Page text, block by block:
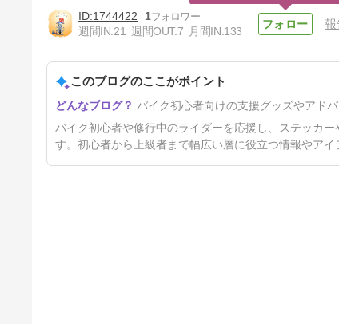
バイク初心者サポートステッカ
ーを作りました
3年前
1744422
1
週間IN:21 週間OUT:7 月間IN:133
報
このブログのここがポイント
バイク初心者向けの支援グッズやアド
バイク初心者や修行中のライダーを応援し、ステッカ
す。初心者から上級者まで幅広い層に役立つ情報やア